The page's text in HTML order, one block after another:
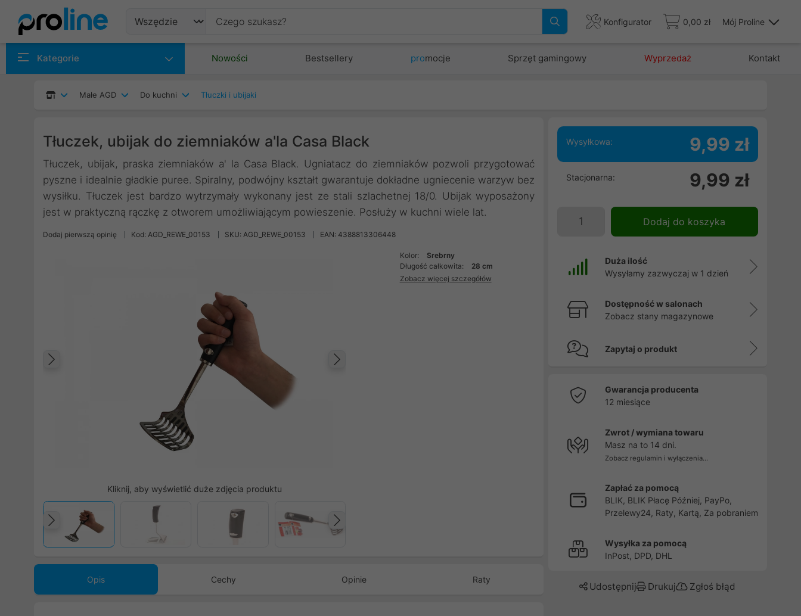
Konfigurator 0,00 zł Mój Proline
Kategorie Nowości Bestsellery promocje Sprzęt gamingowy Wyprzedaż Kontakt
Małe AGD Do kuchni Tłuczki i ubijaki
Tłuczek, ubijak do ziemniaków a'la Casa Black
Tłuczek, ubijak, praska ziemniaków a' la Casa Black. Ugniatacz do ziemniaków pozwoli przygotować
pyszne i idealnie gładkie puree. Spiralny, podwójny kształt gwarantuje dokładne ugniecenie warzyw bez
wysiłku. Tłuczek jest bardzo wytrzymały wykonany jest ze stali szlachetnej 18/0. Ubijak wyposażony
jest w praktyczną rączkę z otworem umożliwiającym powieszenie. Posłuży w kuchni wiele lat.
Dodaj pierwszą opinię Kod: AGD_REWE_00153 SKU: AGD_REWE_00153 EAN: 4388813306448
Kliknij, aby wyświetlić duże zdjęcia produktu
Następny
Poprzedni
Kolor:
Srebrny
Długość całkowita:
28 cm
Zobacz więcej szczegółów
Opis Cechy Opinie Raty
Wysyłkowa: 9,99 zł
Stacjonarna: 9,99 zł
Dodaj do koszyka
Duża ilość
Wysyłamy zazwyczaj w 1 dzień
Dostępność w salonach
Zobacz stany magazynowe
Zapytaj o produkt
Gwarancja producenta
12 miesiące
Zwrot / wymiana towaru
Masz na to 14 dni.
Zobacz regulamin i wyłączenia...
Zapłać za pomocą
BLIK, BLIK Płacę Później, PayPo,
Przelewy24, Raty, Kartą, Za pobraniem
Wysyłka za pomocą
InPost, DPD, DHL
Udostępnij Drukuj Zgłoś błąd